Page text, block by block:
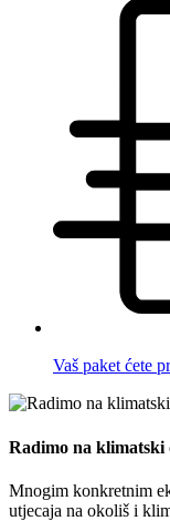
Vaš paket ćete
Radimo na klimatski
Mnogim konkretnim
utjecaja na okoliš i